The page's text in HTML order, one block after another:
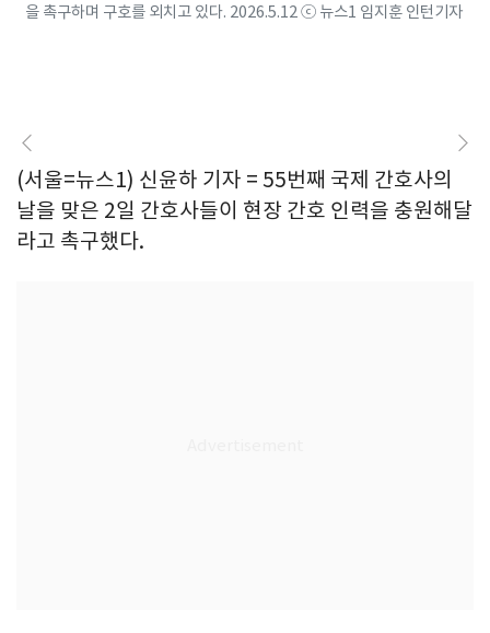
을 촉구하며 구호를 외치고 있다. 2026.5.12 ⓒ 뉴스1 임지훈 인턴기자
(서울=뉴스1) 신윤하 기자 = 55번째 국제 간호사의
날을 맞은 2일 간호사들이 현장 간호 인력을 충원해달
라고 촉구했다.